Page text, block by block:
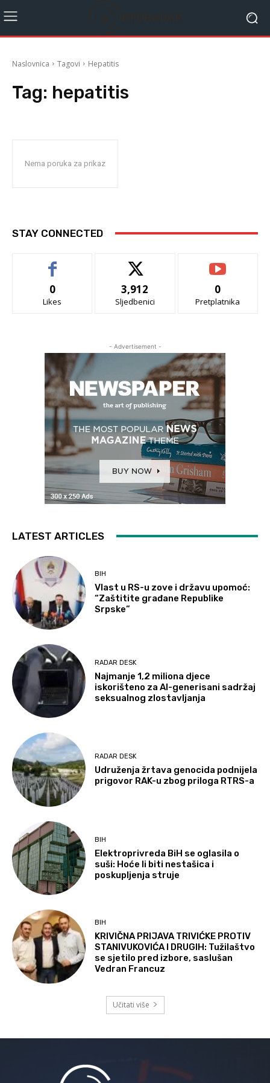
Naslovnica Tagovi Hepatitis
Tag: hepatitis
Nema poruka za prikaz
STAY CONNECTED
0
Likes
3,912
Sljedbenici
0
Pretplatnika
- Advertisement -
LATEST ARTICLES
BIH
Vlast u RS-u zove i državu upomoć:
“Zaštitite građane Republike
Srpske”
RADAR DESK
Najmanje 1,2 miliona djece
iskorišteno za AI-generisani sadržaj
seksualnog zlostavljanja
RADAR DESK
Udruženja žrtava genocida podnijela
prigovor RAK-u zbog priloga RTRS-a
BIH
Elektroprivreda BiH se oglasila o
suši: Hoće li biti nestašica i
poskupljenja struje
BIH
KRIVIČNA PRIJAVA TRIVIĆKE PROTIV
STANIVUKOVIĆA I DRUGIH: Tužilaštvo
se sjetilo pred izbore, saslušan
Vedran Francuz
Učitati više